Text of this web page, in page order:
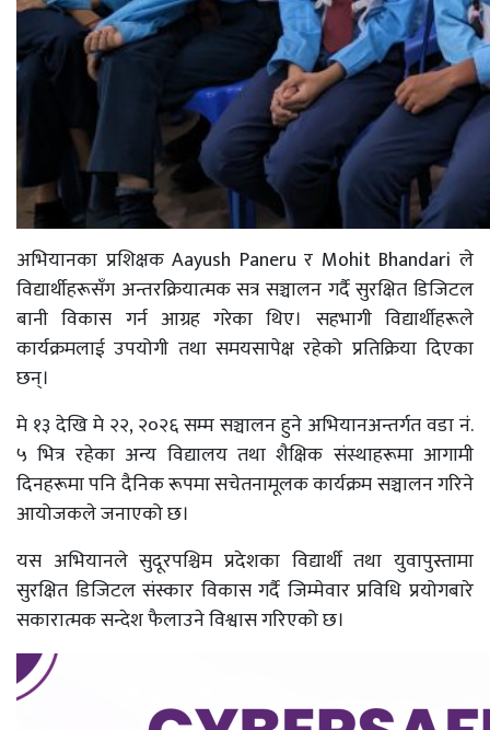
अभियानका प्रशिक्षक Aayush Paneru र Mohit Bhandari ले
विद्यार्थीहरूसँग अन्तरक्रियात्मक सत्र सञ्चालन गर्दै सुरक्षित डिजिटल
बानी विकास गर्न आग्रह गरेका थिए। सहभागी विद्यार्थीहरूले
कार्यक्रमलाई उपयोगी तथा समयसापेक्ष रहेको प्रतिक्रिया दिएका
छन्।
मे १३ देखि मे २२, २०२६ सम्म सञ्चालन हुने अभियानअन्तर्गत वडा नं.
५ भित्र रहेका अन्य विद्यालय तथा शैक्षिक संस्थाहरूमा आगामी
दिनहरूमा पनि दैनिक रूपमा सचेतनामूलक कार्यक्रम सञ्चालन गरिने
आयोजकले जनाएको छ।
यस अभियानले सुदूरपश्चिम प्रदेशका विद्यार्थी तथा युवापुस्तामा
सुरक्षित डिजिटल संस्कार विकास गर्दै जिम्मेवार प्रविधि प्रयोगबारे
सकारात्मक सन्देश फैलाउने विश्वास गरिएको छ।